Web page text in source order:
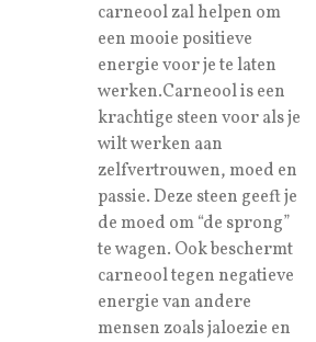
carneool zal helpen om
een mooie positieve
energie voor je te laten
werken.Carneool is een
krachtige steen voor als je
wilt werken aan
zelfvertrouwen, moed en
passie. Deze steen geeft je
de moed om “de sprong”
te wagen. Ook beschermt
carneool tegen negatieve
energie van andere
mensen zoals jaloezie en